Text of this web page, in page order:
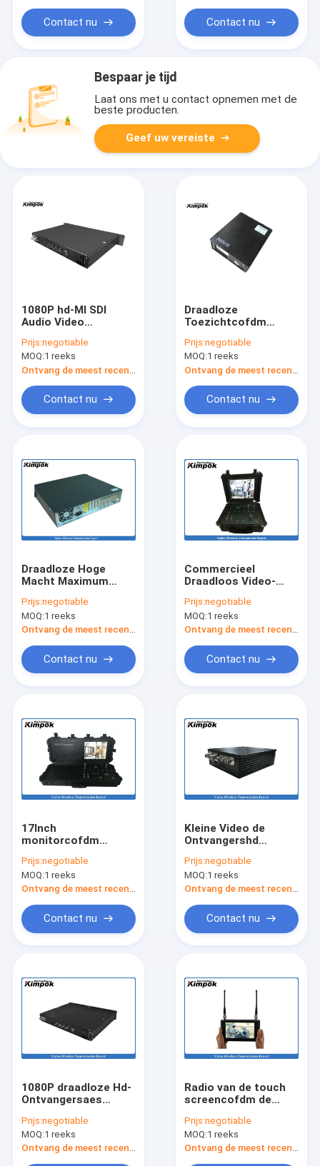
Producten
Video's
Over ons
Neem contact met ons op
Nieuws
Drone VTX
De videozender van FPV
Analoge Videozender
IP Mesh Radio
Contact nu Contact nu
Bespaar je tijd
Laat ons met u contact opnemen met de
beste producten.
Geef uw vereiste
1080P hd-MI SDI
Audio Video
Zenderontvanger
300MHz-900MHz
Prijs:negotiable
MOQ:1 reeks
Contact nu
Draadloze
Toezichtcofdm
300Mhz-4400MHz
voor NLOS
Mededeling
Prijs:negotiable
MOQ:1 reeks
Contact nu
Draadloze Hoge
Macht Maximum
lange afstandcofdm
Videoontvanger
Prijs:negotiable
MOQ:1 reeks
Ontvang de meest recente Prijs
Contact nu
Commercieel
Draadloos Video-
Enig Kanaal 400-
450MHz met 17inch
LCD
Prijs:negotiable
MOQ:1 reeks
Ontvang de meest recente Prijs
Contact nu
17Inch
monitorcofdm
Digitaal voor het
Basisstation van de
Grondcontrole
Prijs:negotiable
MOQ:1 reeks
Ontvang de meest recente Prijs
Contact nu
Kleine Video de
Ontvangershd
140×170×30mm
Grootte van COFDM
Prijs:negotiable
MOQ:1 reeks
Ontvang de meest recente Prijs
Contact nu
1080P draadloze Hd-
Ontvangersaes
Videoontvanger
DC11V-DC16V van
COFDM
Prijs:negotiable
MOQ:1 reeks
Ontvang de meest recente Prijs
Radio van de touch
screencofdm de
7 Duimlcd
Monitordc12 Macht
Prijs:negotiable
MOQ:1 reeks
Ontvang de meest recente Prijs